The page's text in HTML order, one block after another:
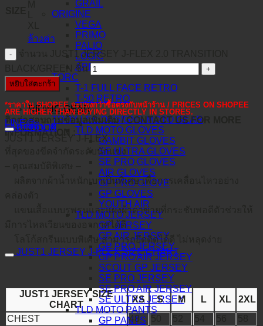
GRAIL
ORIGINE
VEGA
PRIMO
PALIO
LOGIC
APRICA
TORC
T-1 FULL FACE RETRO
T-50 RETRO
RIDING GEAR
TROY LEE DESIGNS MOTO GEAR
TLD MOTO GLOVES
GAMBIT GLOVES
SE ULTRA GLOVES
SE PRO GLOVES
AIR GLOVES
GP PRO GLOVE
GP GLOVES
YOUTH AIR
TLD MOTO JERSEY
GP JERSEY
GP AIR JERSEY
GP PRO JERSEY
GP PRO AIR JERSEY
SCOUT GP JERSEY
SE PRO JERSEY
SE PRO AIR JERSEY
SE ULTRA JERSEY
TLD MOTO PANTS
GP PANTS
ล้างค่า
จำนวน JUST1 JERSEY J-FLEX 2.0 TRANSITION
BLACK/GREEN ชิ้น
หยิบใส่ตะกร้า
*ราคาใน SHOPEE จะแพงกว่าซื้อตรงกับหน้าร้าน / PRICES ON SHOPEE
ARE HIGHER THAN BUYING DIRECTLY IN STORES.
ติดต่อสอบถามข้อมูลเพิ่มเติม / CONTACT US FOR MORE
INFORMATION :
LINE@
FACEBOOK
คำอธิบาย
JUST1 JERSEY J-FLEX
ที่สุดของขีดจำกัดระดับนักแข่ง
ผลิตจากผ้าน้ำหนักเบาเป็นพิเศษ เพื่อการเคลื่อนไหวอย่าง
แขนเสื้อแบบรูพรุนและแผงผ้าตาข่ายที่กระชับพอดีตัวช่วยให้
มีการไหลเวียนของอากาศได้ดี
โลโก้สกรีนแบบพิเศษ สามารถยึดติดได้ดี ไม่หลุดง่าย
JUST1 JERSEY J-FLEX SIZE CHART
JUST1 JERSEY SIZE
CHART
XS S M L XL
2XL
CHEST
48